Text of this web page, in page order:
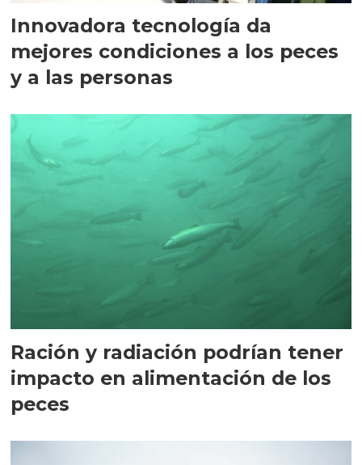
Innovadora tecnología da
mejores condiciones a los peces
y a las personas
Ración y radiación podrían tener
impacto en alimentación de los
peces